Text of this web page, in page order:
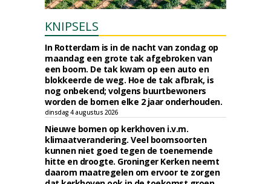
KNIPSELS
In Rotterdam is in de nacht van zondag op
maandag een grote tak afgebroken van
een boom. De tak kwam op een auto en
blokkeerde de weg. Hoe de tak afbrak, is
nog onbekend; volgens buurtbewoners
worden de bomen elke 2 jaar onderhouden.
dinsdag 4 augustus 2026
Nieuwe bomen op kerkhoven i.v.m.
klimaatverandering. Veel boomsoorten
kunnen niet goed tegen de toenemende
hitte en droogte. Groninger Kerken neemt
daarom maatregelen om ervoor te zorgen